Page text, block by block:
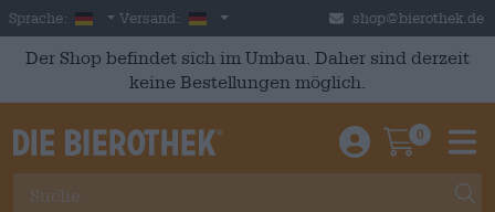
Skip to main content
Sprache: German
Versand: Deutschland shop@bierothek.de
Der Shop befindet sich im Umbau. Daher sind derzeit
keine Bestellungen möglich.
Einloggen /
0